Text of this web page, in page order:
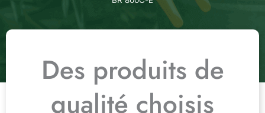
Des produits de
qualité choisis